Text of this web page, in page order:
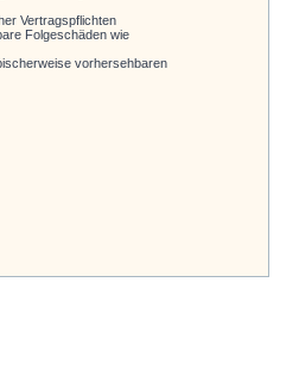
Vertragspflichten
Folgeschäden wie
vorhersehbaren